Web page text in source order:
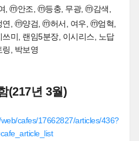
, ⓜ안조, ⓜ등충, 무광, ⓜ감색,
, ⓜ양검, ⓜ허서, 여우, ⓜ엄혁,
미, 랜임5분장, 이시리스, 노답
, 박보영
(217년 3월)
cafes/17662827/articles/436?